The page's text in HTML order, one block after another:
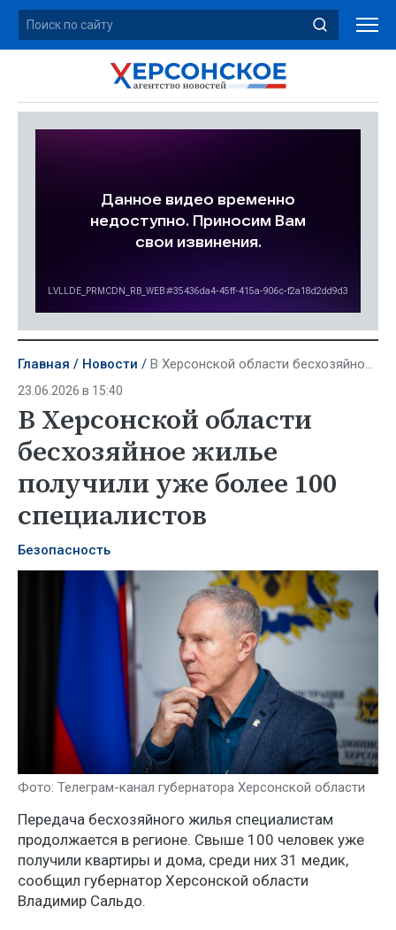
Главная Новости В Херсонской области бесхозяйное жилье получили уже более 100 специалистов
23.06.2026 в 15:40
В Херсонской области
бесхозяйное жилье
получили уже более 100
специалистов
Безопасность
Фото: Телеграм-канал губернатора Херсонской области
Передача бесхозяйного жилья специалистам
продолжается в регионе. Свыше 100 человек уже
получили квартиры и дома, среди них 31 медик,
сообщил губернатор Херсонской области
Владимир Сальдо.